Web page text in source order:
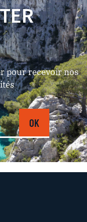
pour recevoir nos